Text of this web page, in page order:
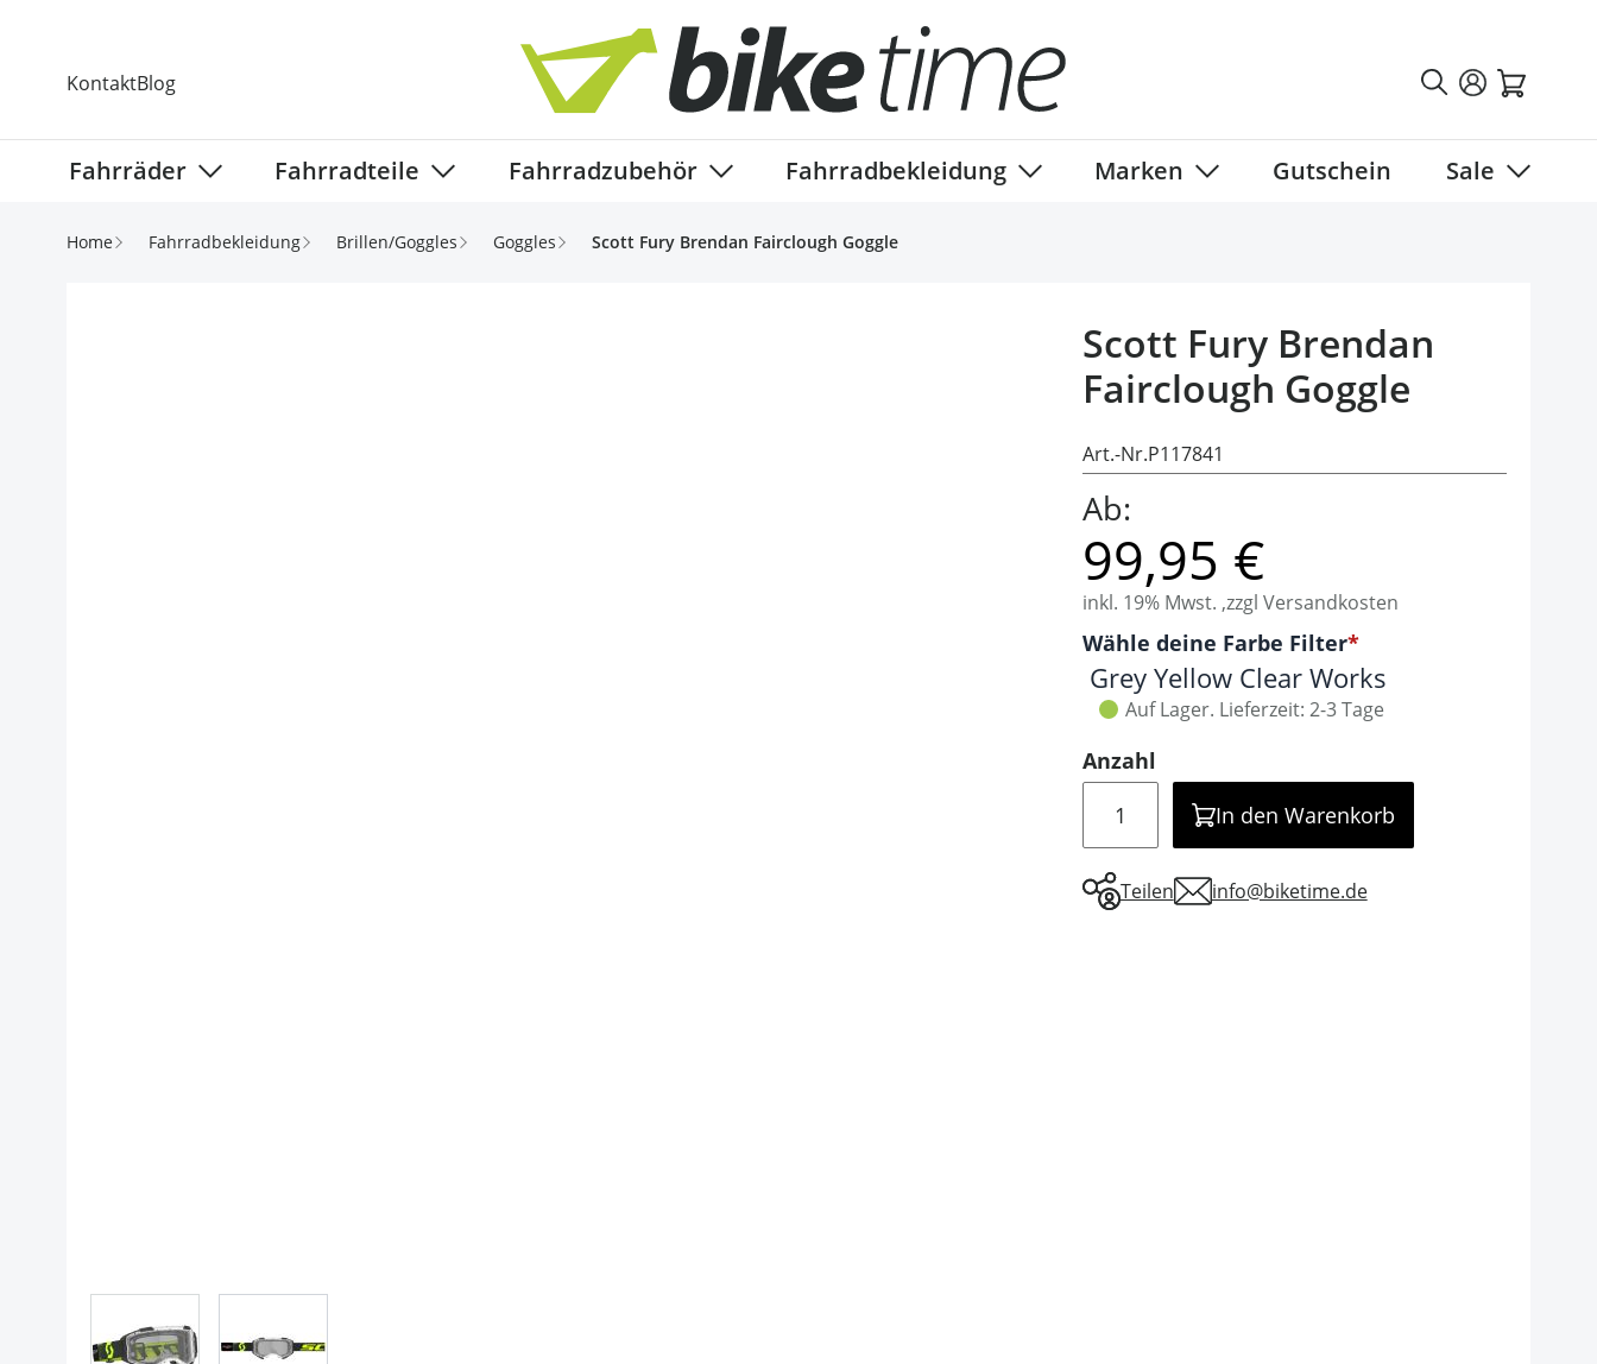
KontaktBlog
Fahrräder Fahrradteile Fahrradzubehör
Show submenu for Fahrradzubehör category
Fahrradbekleidung Marken Gutschein Sale
Home Fahrradbekleidung Brillen/Goggles Goggles Scott Fury Brendan Fairclough Goggle
Scott Fury Brendan
Fairclough Goggle
Art.-Nr.P117841
Ab:
99,95 €
inkl. 19% Mwst. ,zzgl Versandkosten
Optionen
Wähle deine Farbe Filter
It is required to select one of the available
Grey Yellow Clear Works
Auf Lager. Lieferzeit: 2-3 Tage
Anzahl
In den Warenkorb
Teilen info@biketime.de